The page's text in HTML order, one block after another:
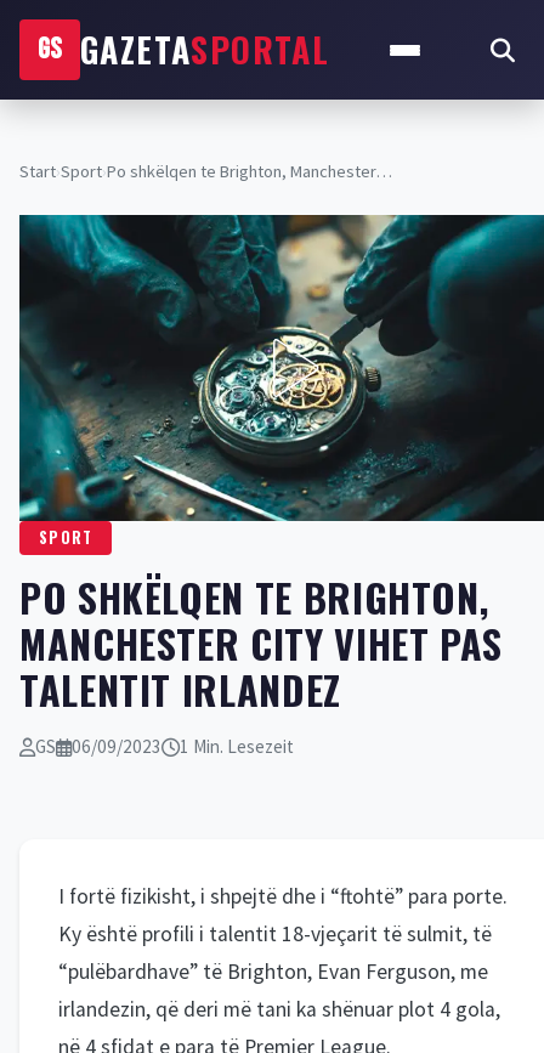
GS GAZETASPORTAL
Start›Sport›Po shkëlqen te Brighton, Manchester…
SPORT
PO SHKËLQEN TE BRIGHTON,
MANCHESTER CITY VIHET PAS
TALENTIT IRLANDEZ
GS 06/09/2023 1 Min. Lesezeit
I fortë fizikisht, i shpejtë dhe i “ftohtë” para porte.
Ky është profili i talentit 18-vjeçarit të sulmit, të
“pulëbardhave” të Brighton, Evan Ferguson, me
irlandezin, që deri më tani ka shënuar plot 4 gola,
në 4 sfidat e para të Premier League.